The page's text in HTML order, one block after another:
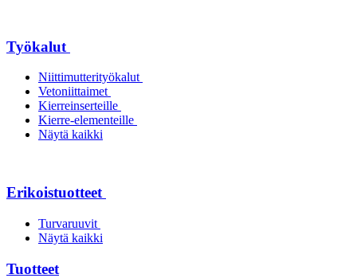
Työkalut
Niittimutterityökalut
Vetoniittaimet
Kierreinserteille
Kierre-elementeille
Näytä kaikki
Erikoistuotteet
Turvaruuvit
Näytä kaikki
Tuotteet